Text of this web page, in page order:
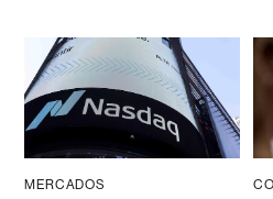
MERCADOS